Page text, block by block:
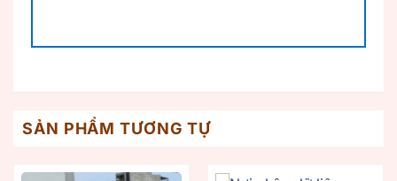
SẢN PHẨM TƯƠNG TỰ